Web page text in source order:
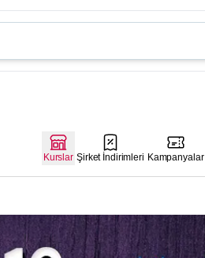
Kurslar Şirket İndirimleri Kampanyalar